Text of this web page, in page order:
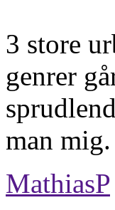
3 store
genrer
man mig.
MathiasP